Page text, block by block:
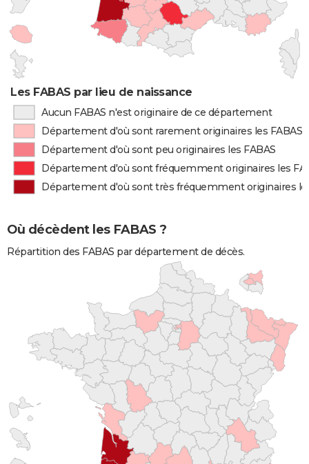
Les FABAS par lieu de naissance
Aucun FABAS n'est originaire de ce département
Département d'où sont rarement originaires les FABAS
Département d'où sont peu originaires les FABAS
Département d'où sont fréquemment originaires les
Département d'où sont très fréquemment originaires
Où décèdent les FABAS ?
Répartition des FABAS par département de décès.